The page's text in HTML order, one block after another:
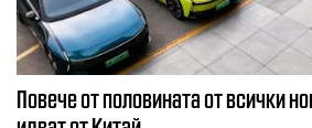
Повече от половината от всички